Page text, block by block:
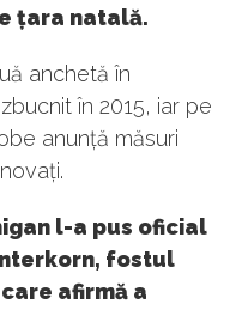
țara natală.
anchetă în
în 2015, iar pe
anunță măsuri
l-a pus oficial
fostul
afirmă a